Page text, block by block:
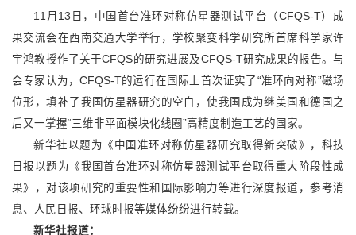
11月13日，中国首台准环对称仿星器测试平台（CFQS-T）成
果交流会在西南交通大学举行，学校聚变科学研究所首席科学家许
宇鸿教授作了关于CFQS的研究进展及CFQS-T研究成果的报告。与
会专家认为，CFQS-T的运行在国际上首次证实了“准环向对称”磁场
位形，填补了我国仿星器研究的空白，使我国成为继美国和德国之
后又一掌握“三维非平面模块化线圈”高精度制造工艺的国家。
新华社以题为《中国准环对称仿星器研究取得新突破》，科技
日报以题为《我国首台准环对称仿星器测试平台取得重大阶段性成
果》，对该项研究的重要性和国际影响力等进行深度报道，参考消
息、人民日报、环球时报等媒体纷纷进行转载。
新华社报道：